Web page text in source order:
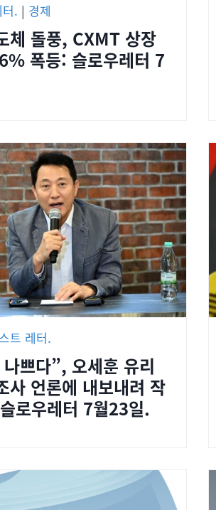
. | 경제
체 돌풍, CXMT 상장
폭등: 슬로우레터 7
트 레터.
쁘다”, 오세훈 유리
사 언론에 내보내려 작
로우레터 7월23일.